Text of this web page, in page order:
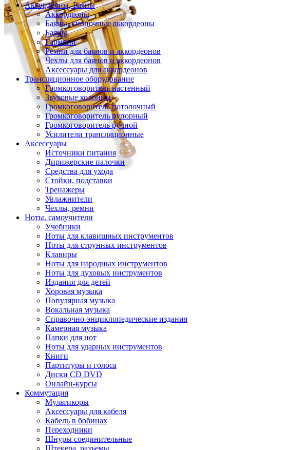
Аккордеоны, Баяны
Аккордеоны
Баяны, кнопочные аккордеоны
Баяны
Гармони
Ремни для баянов и аккордеонов
Чехлы для баянов и аккордеонов
Аксессуары для аккордеонов
Трансляционное оборудование
Громкоговоритель настенный
Звуковые колонны
Громкоговоритель потолочный
Громкоговоритель рупорный
Громкоговоритель ручной
Усилители трансляционные
Аксессуары
Источники питания
Дирижерские палочки
Средства для ухода
Стойки, подставки
Тренажеры
Увлажнители
Чехлы, ремни
Ноты, самоучители
Учебники
Ноты для клавишных инструментов
Ноты для струнных инструментов
Клавиры
Ноты для народных инструментов
Ноты для духовых инструментов
Издания для детей
Хоровая музыка
Популярная музыка
Вокальная музыка
Справочно-энциклопедические издания
Камерная музыка
Папки для нот
Ноты для ударных инструментов
Книги
Партитуры и голоса
Диски CD DVD
Онлайн-курсы
Коммутация
Мультикоры
Аксессуары для кабеля
Кабель в бобинах
Переходники
Шнуры соединительные
Штекера, разъемы